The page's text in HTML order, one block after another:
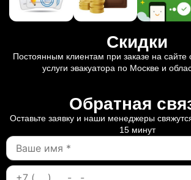
Скидки
Постоянным клиентам при заказе на сайте
услуги эвакуатора по Москве и
Обратная
Оставьте заявку и наши менеджеры
15 минут